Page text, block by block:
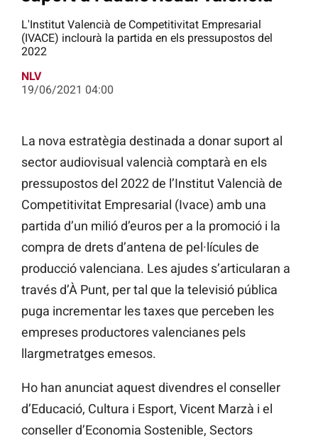
L'Institut Valencià de Competitivitat Empresarial
(IVACE) inclourà la partida en els pressupostos del
2022
NLV
19/06/2021 04:00
La nova estratègia destinada a donar suport al
sector audiovisual valencià comptarà en els
pressupostos del 2022 de l’Institut Valencià de
Competitivitat Empresarial (Ivace) amb una
partida d’un milió d’euros per a la promoció i la
compra de drets d’antena de pel·lícules de
producció valenciana. Les ajudes s’articularan a
través d’À Punt, per tal que la televisió pública
puga incrementar les taxes que perceben les
empreses productores valencianes pels
llargmetratges emesos.
Ho han anunciat aquest divendres el conseller
d’Educació, Cultura i Esport, Vicent Marzà i el
conseller d’Economia Sostenible, Sectors